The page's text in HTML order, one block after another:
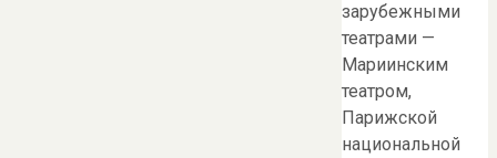
зарубежными
театрами —
Мариинским
театром,
Парижской
национальной